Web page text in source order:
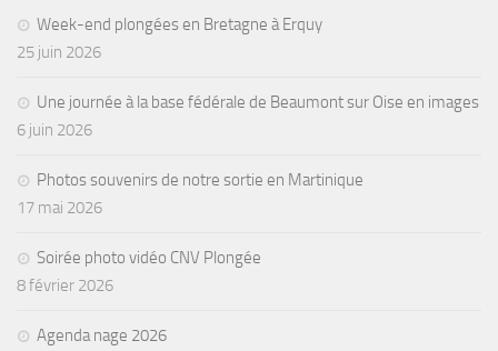
Peinture
NAP / NEV
Les Palmes du Lac
MATERIEL
Occasions
Week-end plongées en Bretagne à Erquy
25 juin 2026
Une journée à la base fédérale de Beaumont sur Oise en images
6 juin 2026
Photos souvenirs de notre sortie en Martinique
17 mai 2026
Soirée photo vidéo CNV Plongée
8 février 2026
Agenda nage 2026